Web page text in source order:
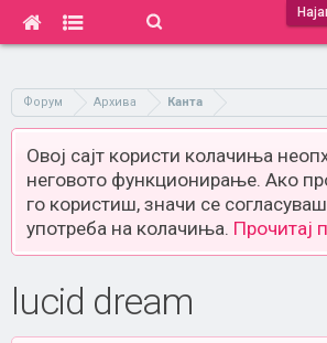
Форум Архива Канта
Овој сајт користи колачиња
неговото функционирање. Ако
го користиш, значи се
употреба на колачиња. Прочитај
lucid dream